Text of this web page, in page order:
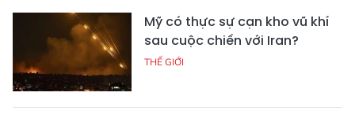
Mỹ có thực sự cạn kho vũ khí
sau cuộc chiến với Iran?
THẾ GIỚI